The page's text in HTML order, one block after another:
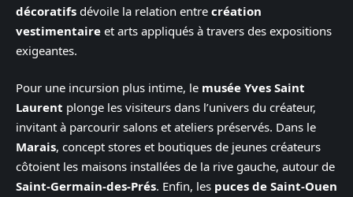
décoratifs dévoile la relation entre création
vestimentaire et arts appliqués à travers des expositions
exigeantes.
Pour une incursion plus intime, le musée Yves Saint
Laurent plonge les visiteurs dans l’univers du créateur,
invitant à parcourir salons et ateliers préservés. Dans le
Marais, concept stores et boutiques de jeunes créateurs
côtoient les maisons installées de la rive gauche, autour de
Saint-Germain-des-Prés. Enfin, les puces de Saint-Ouen